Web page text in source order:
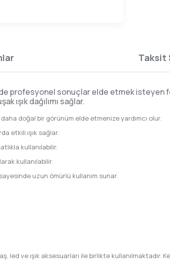
Taksit
profesyonel sonuçlar elde etmek isteyen
ışık dağılımı sağlar.
doğal bir görünüm elde etmenize yardımcı olur.
etkili ışık sağlar.
kullanılabilir.
kullanılabilir.
uzun ömürlü kullanım sunar.
ve ışık aksesuarları ile birlikte kullanılmaktadır.